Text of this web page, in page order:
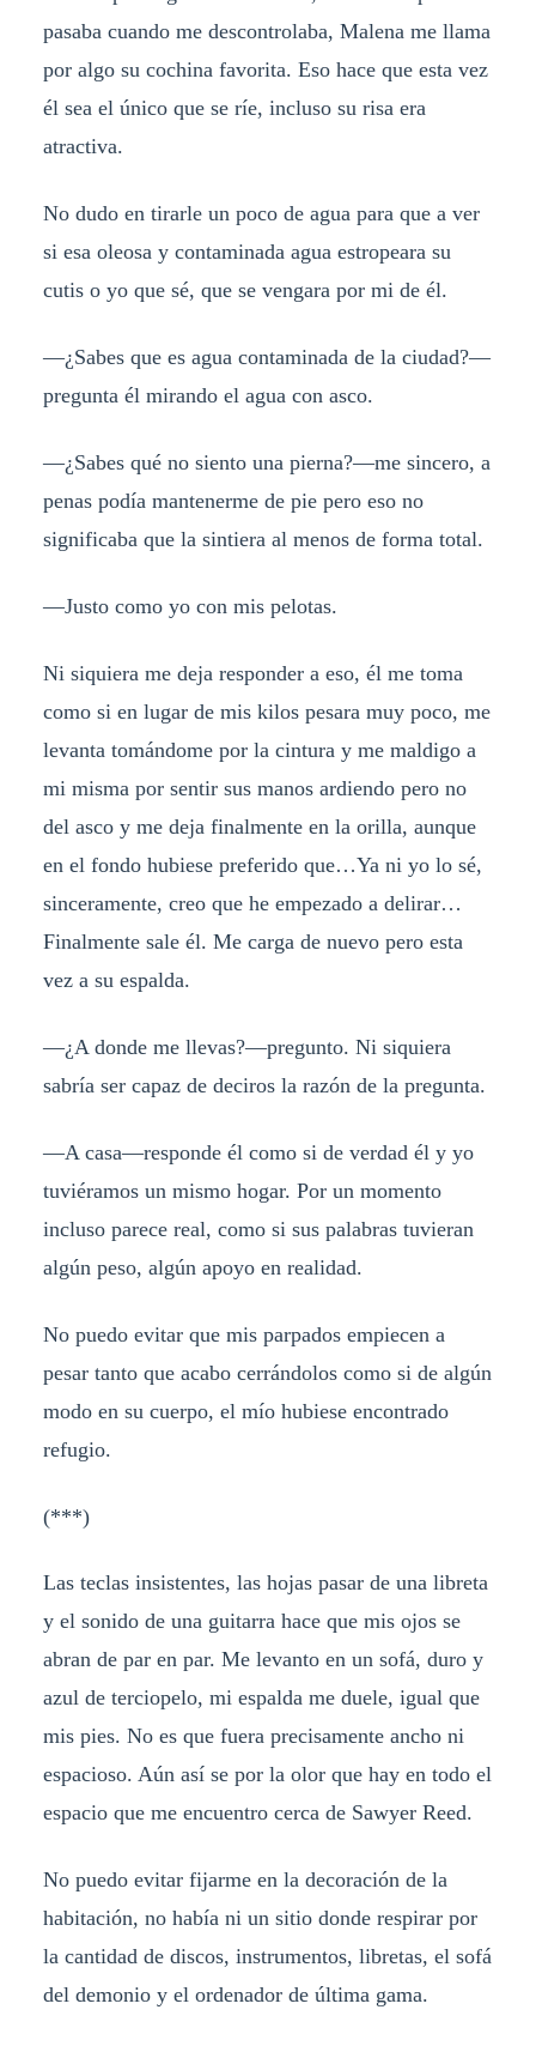
pasaba cuando me descontrolaba, Malena me llama
por algo su cochina favorita. Eso hace que esta vez
él sea el único que se ríe, incluso su risa era
atractiva.
No dudo en tirarle un poco de agua para que a ver
si esa oleosa y contaminada agua estropeara su
cutis o yo que sé, que se vengara por mi de él.
—¿Sabes que es agua contaminada de la ciudad?—
pregunta él mirando el agua con asco.
—¿Sabes qué no siento una pierna?—me sincero, a
penas podía mantenerme de pie pero eso no
significaba que la sintiera al menos de forma total.
—Justo como yo con mis pelotas.
Ni siquiera me deja responder a eso, él me toma
como si en lugar de mis kilos pesara muy poco, me
levanta tomándome por la cintura y me maldigo a
mi misma por sentir sus manos ardiendo pero no
del asco y me deja finalmente en la orilla, aunque
en el fondo hubiese preferido que…Ya ni yo lo sé,
sinceramente, creo que he empezado a delirar…
Finalmente sale él. Me carga de nuevo pero esta
vez a su espalda.
—¿A donde me llevas?—pregunto. Ni siquiera
sabría ser capaz de deciros la razón de la pregunta.
—A casa—responde él como si de verdad él y yo
tuviéramos un mismo hogar. Por un momento
incluso parece real, como si sus palabras tuvieran
algún peso, algún apoyo en realidad.
No puedo evitar que mis parpados empiecen a
pesar tanto que acabo cerrándolos como si de algún
modo en su cuerpo, el mío hubiese encontrado
refugio.
(***)
Las teclas insistentes, las hojas pasar de una libreta
y el sonido de una guitarra hace que mis ojos se
abran de par en par. Me levanto en un sofá, duro y
azul de terciopelo, mi espalda me duele, igual que
mis pies. No es que fuera precisamente ancho ni
espacioso. Aún así se por la olor que hay en todo el
espacio que me encuentro cerca de Sawyer Reed.
No puedo evitar fijarme en la decoración de la
habitación, no había ni un sitio donde respirar por
la cantidad de discos, instrumentos, libretas, el sofá
del demonio y el ordenador de última gama.